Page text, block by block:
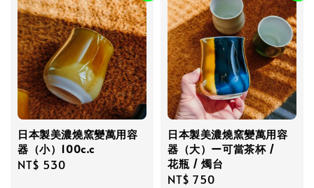
日本製美濃燒窯變萬用容
器（小）100c.c
Regular
NT$ 530
日本製美濃燒窯變萬用容
器（大）ー可當茶杯 /
花瓶 / 燭台
Regular
NT$ 750